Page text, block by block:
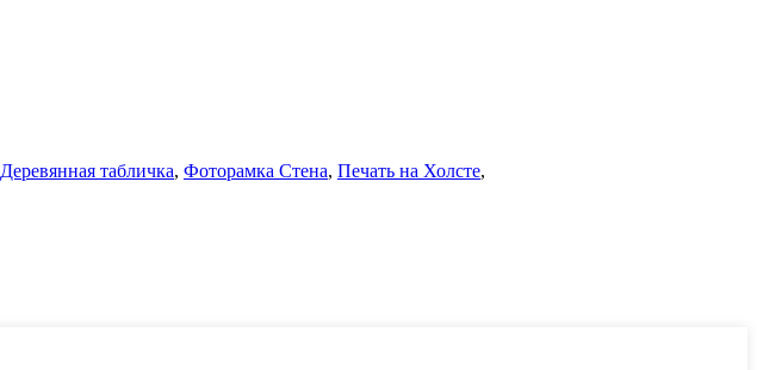
Деревянная табличка, Фоторамка Стена, Печать на Холсте,